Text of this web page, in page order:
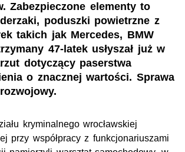
Zabezpieczone elementy to
poduszki powietrzne z
takich jak Mercedes, BMW
47-latek usłyszał już w
dotyczący paserstwa
o znacznej wartości. Sprawa
kryminalnego wrocławskiej
przy współpracy z funkcjonariuszami